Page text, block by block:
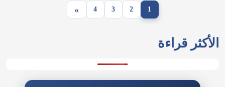
1
2
3
4
»
الأكثر قراءة